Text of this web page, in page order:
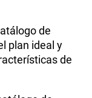
de
plan ideal y
de